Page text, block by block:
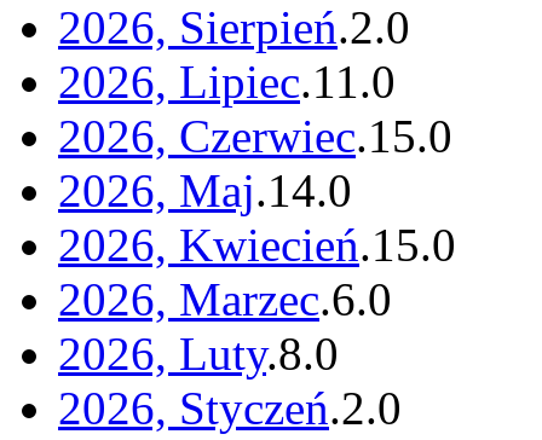
2026, Sierpień.2.0
2026, Lipiec.11.0
2026, Czerwiec.15.0
2026, Maj.14.0
2026, Kwiecień.15.0
2026, Marzec.6.0
2026, Luty.8.0
2026, Styczeń.2.0